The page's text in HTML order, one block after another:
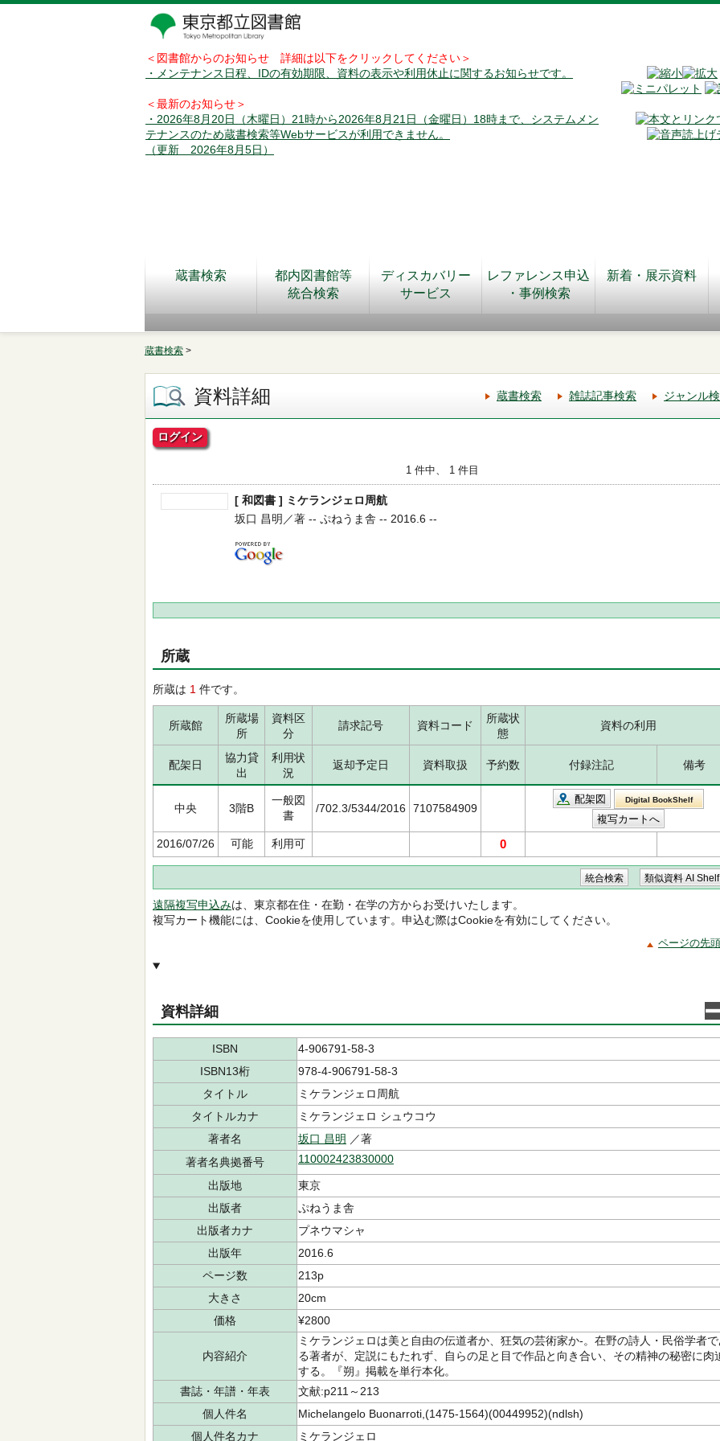
＜図書館からのお知らせ 詳細は以下をクリックしてください＞
・メンテナンス日程、IDの有効期限、資料の表示や利用休止に関するお知らせです。
＜最新のお知らせ＞
・2026年8月20日（木曜日）21時から2026年8月21日（金曜日）18時まで、システムメン
テナンスのため蔵書検索等Webサービスが利用できません。
（更新 2026年8月5日）
蔵書検索
都内図書館等
統合検索
ディスカバリー
サービス
レファレンス申込
・事例検索
新着・展示資料
蔵書検索 >
資料詳細 蔵書検索 雑誌記事検索 ジャンル
ログイン
1 件中、 1 件目
[ 和図書 ] ミケランジェロ周航
坂口 昌明／著 -- ぷねうま舎 -- 2016.6 --
所蔵
所蔵は 1 件です。
所蔵館
所蔵場
所
資料区
分
請求記号 資料コード
所蔵状
態
資料の利用
配架日
協力貸
出
利用状
況
返却予定日 資料取扱 予約数 付録注記 備考
中央 3階B
一般図
書
/702.3/5344/2016 7107584909
配架図 Digital BookShelf
2016/07/26 可能 利用可 0
遠隔複写申込みは、東京都在住・在勤・在学の方からお受けいたします。
複写カート機能には、Cookieを使用しています。申込む際はCookieを有効にしてください。
ページの先
資料詳細
ISBN
4-906791-58-3
ISBN13桁
978-4-906791-58-3
タイトル
ミケランジェロ周航
タイトルカナ
ミケランジェロ シュウコウ
著者名
坂口 昌明 ／著
著者名典拠番号
110002423830000
出版地
東京
出版者
ぷねうま舎
出版者カナ
プネウマシャ
出版年
2016.6
ページ数
213p
大きさ
20cm
価格
¥2800
内容紹介
ミケランジェロは美と自由の伝道者か、狂気の芸術家か-。在野の詩人・民俗学者
る著者が、定説にもたれず、自らの足と目で作品と向き合い、その精神の秘密に肉
する。『朔』掲載を単行本化。
書誌・年譜・年表
文献:p211～213
個人件名
Michelangelo Buonarroti,(1475-1564)(00449952)(ndlsh)
個人件名カナ
ミケランジェロ